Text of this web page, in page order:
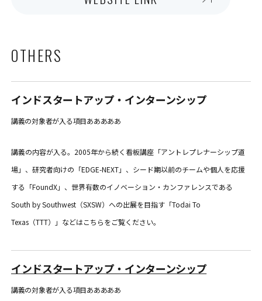
OTHERS
インドスタートアップ・インターンシップ
講義の対象者が入る項目あああああ
講義の内容が入る。2005年から続く看板講座「アントレプレナーシップ道
場」、研究者向けの「EDGE-NEXT」、シード期以前のチームや個人を応援
する「FoundX」、世界有数のイノベーション・カンファレンスである
South by Southwest（SXSW）への出展を目指す「Todai To
Texas（TTT）」などはこちらをご覧ください。
インドスタートアップ・インターンシップ
講義の対象者が入る項目あああああ